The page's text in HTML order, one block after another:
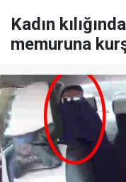
Kadın
memuruna